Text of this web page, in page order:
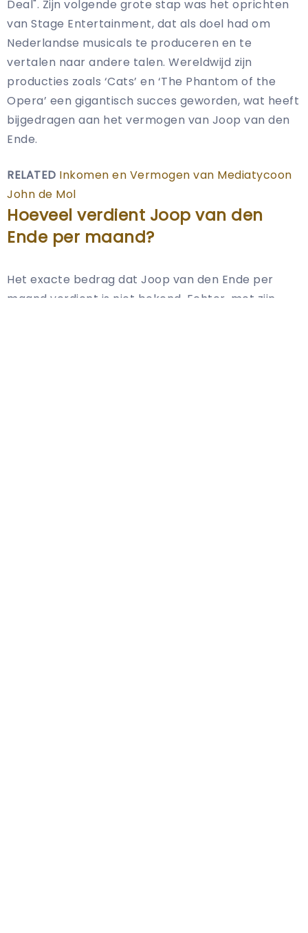
Deal". Zijn volgende grote stap was het oprichten
van Stage Entertainment, dat als doel had om
Nederlandse musicals te produceren en te
vertalen naar andere talen. Wereldwijd zijn
producties zoals ‘Cats’ en ‘The Phantom of the
Opera’ een gigantisch succes geworden, wat heeft
bijgedragen aan het vermogen van Joop van den
Ende.
RELATED Inkomen en Vermogen van Mediatycoon
John de Mol
Hoeveel verdient Joop van den
Ende per maand?
Het exacte bedrag dat Joop van den Ende per
maand verdient is niet bekend. Echter, met zijn